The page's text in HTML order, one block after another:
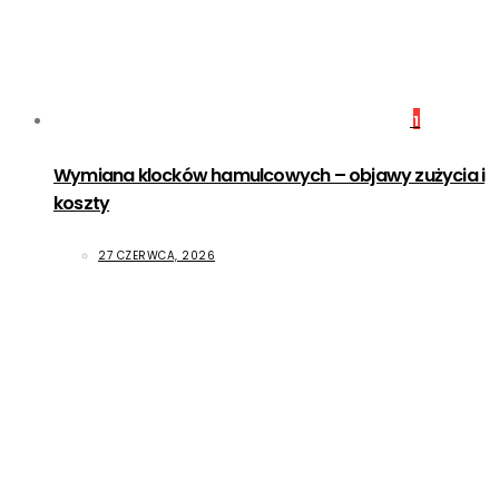
1
Wymiana klocków hamulcowych – objawy zużycia i
koszty
27 CZERWCA, 2026